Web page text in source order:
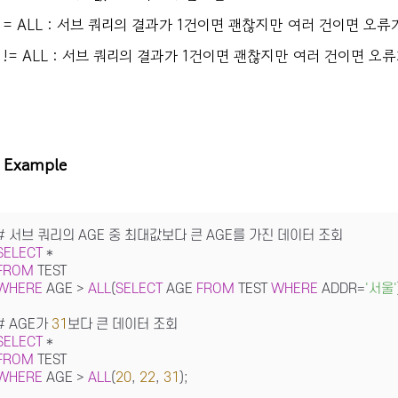
= ALL : 서브 쿼리의 결과가 1건이면 괜찮지만 여러 건이면 오류
!= ALL : 서브 쿼리의 결과가 1건이면 괜찮지만 여러 건이면 오
Example
*
TEST
AGE > ALL(SELECT AGE FROM TEST WHERE ADDR='서울'
AGE가 31
*
TEST
AGE > ALL(20, 22, 31 );